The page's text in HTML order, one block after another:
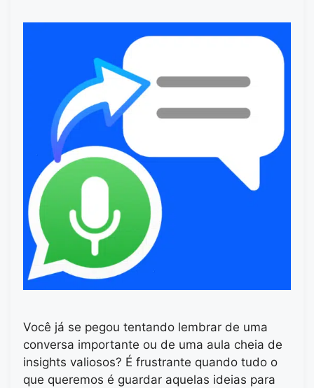
Você já se pegou tentando lembrar de uma
conversa importante ou de uma aula cheia de
insights valiosos? É frustrante quando tudo o
que queremos é guardar aquelas ideias para